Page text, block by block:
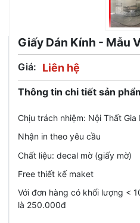
Giấy Dán Kính - Mẫu
Giá: Liên hệ
Thông tin chi tiết sản
Chịu trách nhiệm: Nội Thất Gia
Nhận in theo yêu cầu
Chất liệu: decal mờ (giấy mờ)
Free thiết kế maket
Với đơn hàng có khối lượng <
là 250.000đ